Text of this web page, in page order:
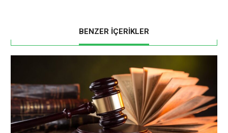
BENZER İÇERİKLER